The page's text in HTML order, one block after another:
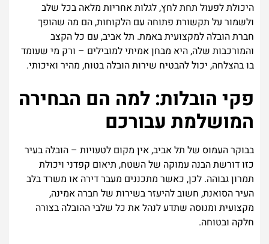
היכולת לפעול תחת לחץ, לגלות אחריות מלאה בכל שלב
ולשמור על תקשורת פתוחה עם הלקוחות, הם מה שהופך
חברת הובלה למקצועית באמת. תל אביב, עם כל הקצב
והמורכבות שלה, היא מבחן אמיתי למובילים – ורק מי שעומד
בו בהצלחה, יכול להבטיח שירות הובלה בטוח, מהיר ואיכותי.
פקי הובלות: למה הם הבחירה
המושלמת עבורכם
בבוקר העמוס של תל אביב, אין מקום לטעויות – הובלה בעיר
כזו דורשת הבנה עמוקה של השטח, תיאום קפדני ויכולת
תמרון גבוהה. לכן, כאשר מתכננים מעבר דירה או משרד בלב
העיר הסואנת, חשוב להיעזר בשירות של חברה אמינה,
מקצועית ומנוסה שתדע לנהל את כל שלבי ההובלה בצורה
חלקה ובטוחה.